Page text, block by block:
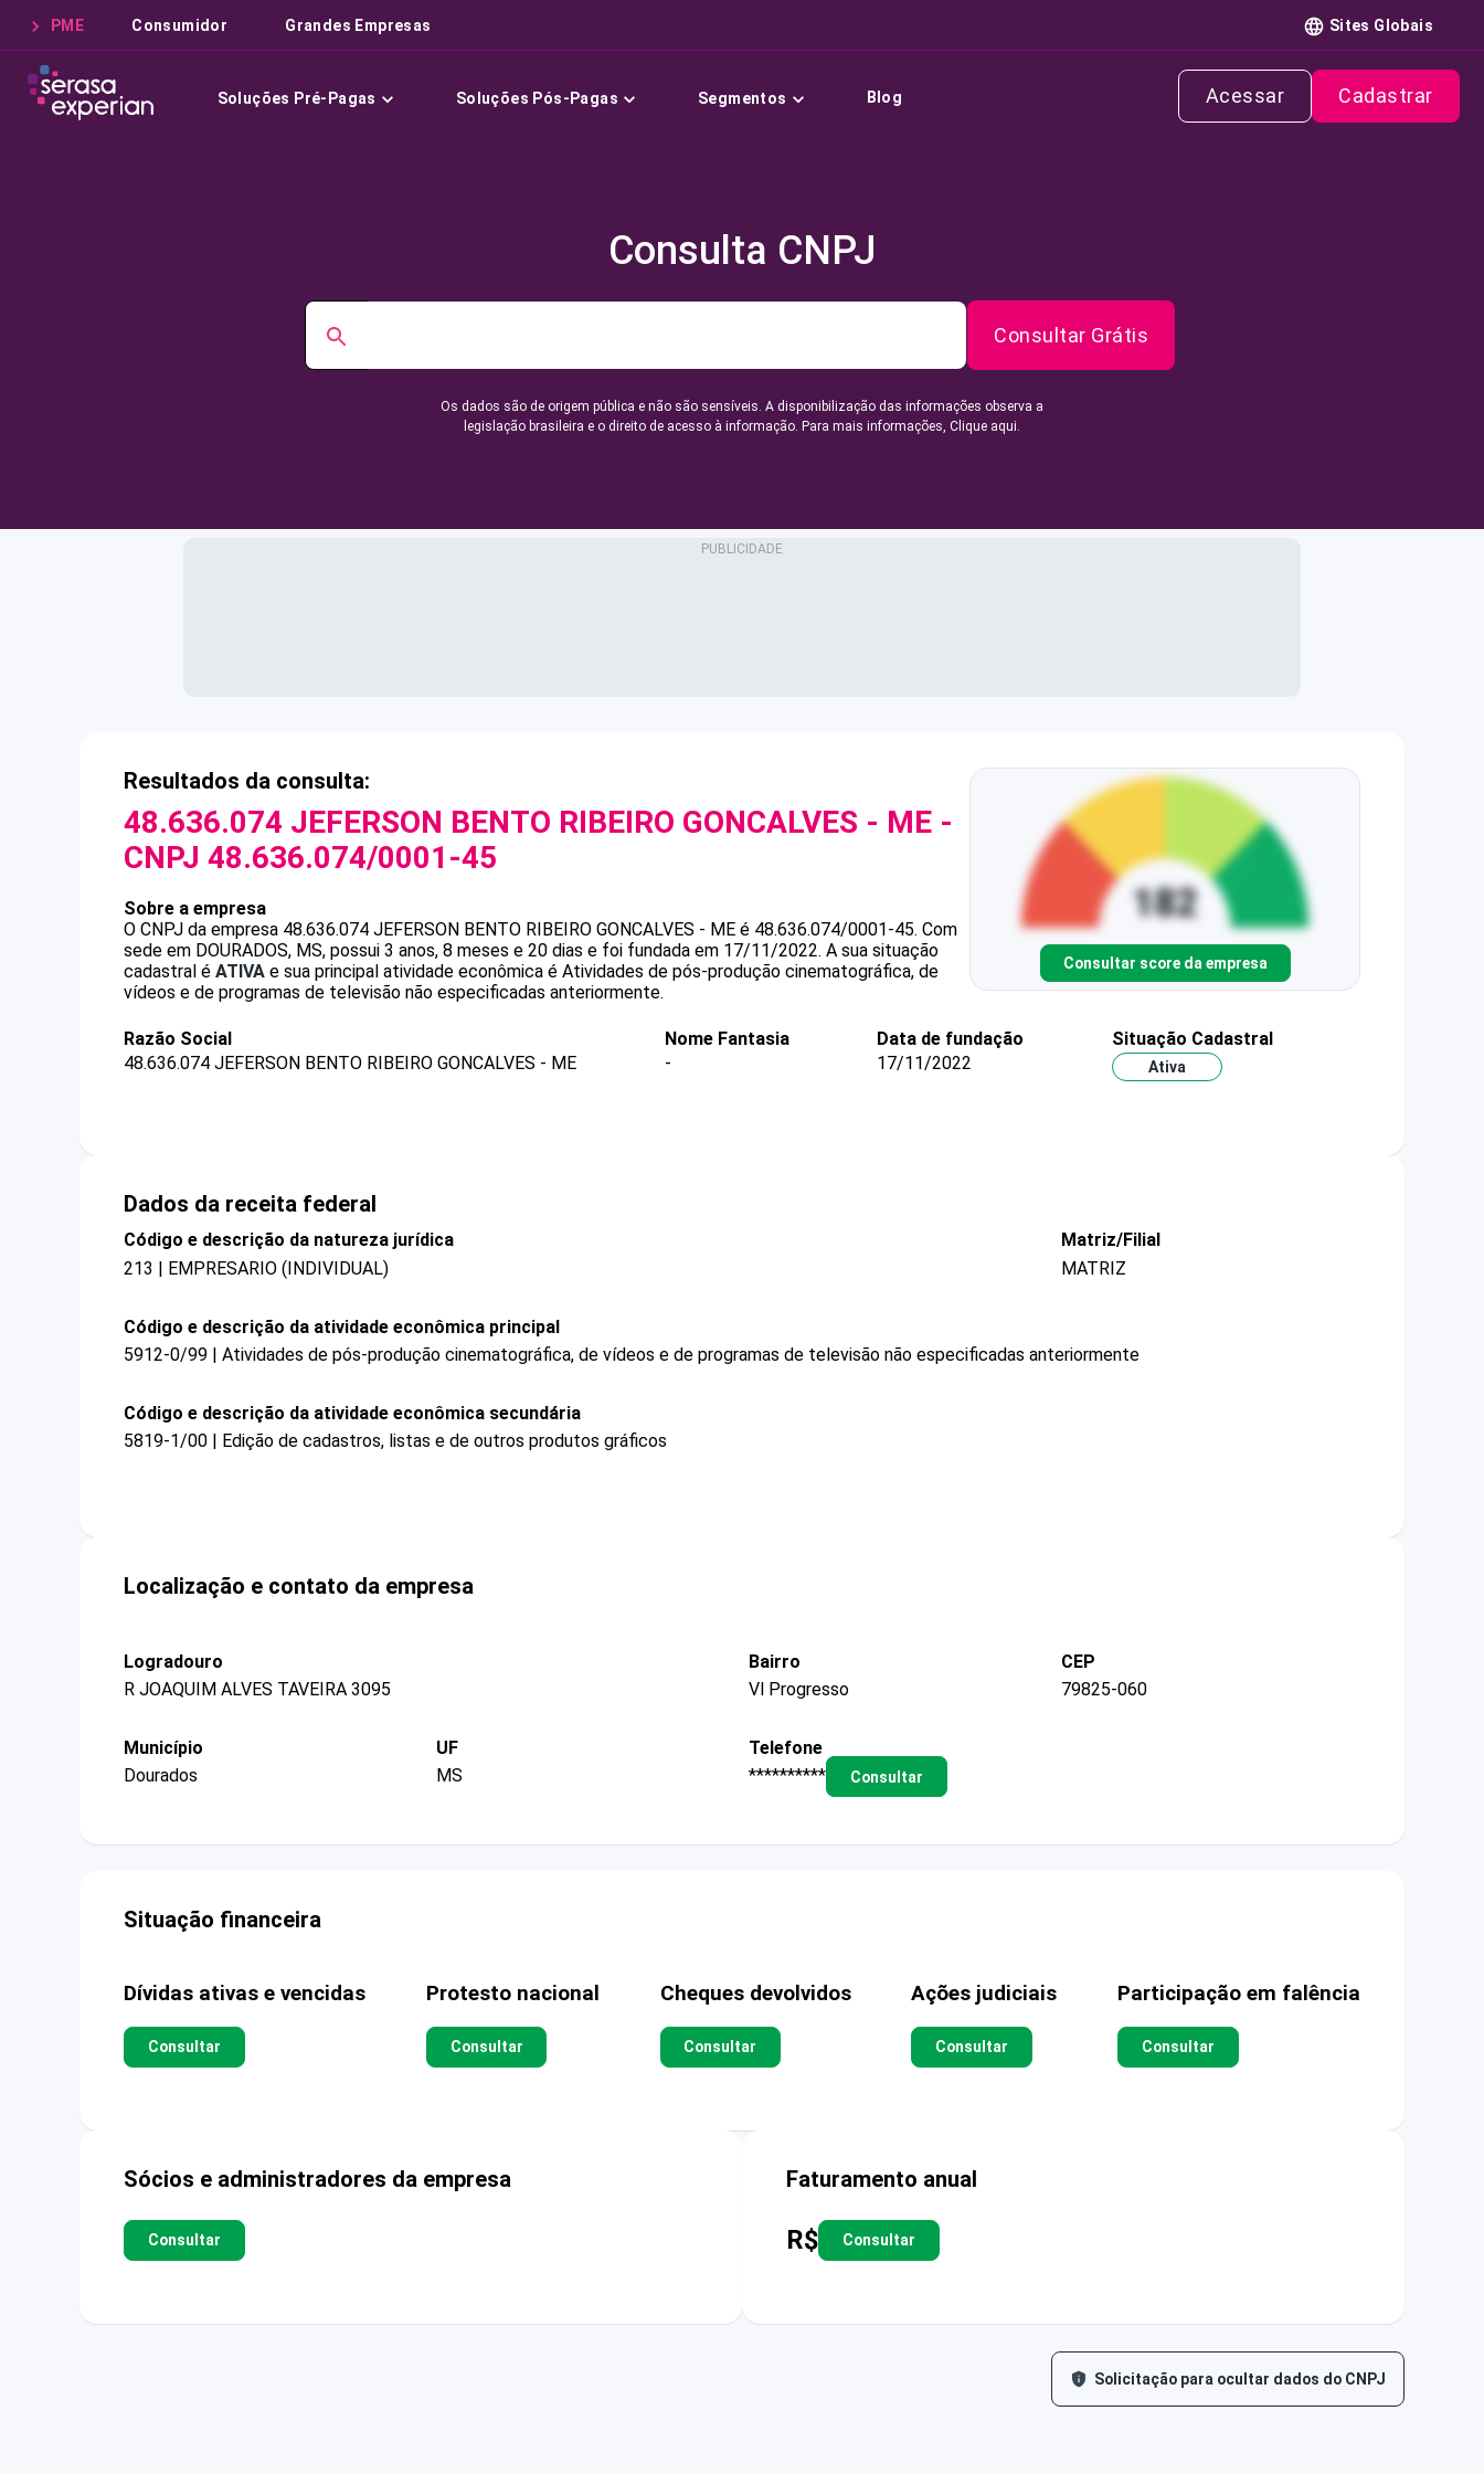
PME Consumidor Grandes Empresas Sites Globais
Soluções Pré-Pagas Soluções Pós-Pagas Segmentos Blog Acessar Cadastrar
Consulta CNPJ
Consultar Grátis
Os dados são de origem pública e não são sensíveis. A disponibilização das informações observa a
legislação brasileira e o direito de acesso à informação. Para mais informações, Clique aqui.
Resultados da consulta:
48.636.074 JEFERSON BENTO RIBEIRO GONCALVES - ME -
CNPJ 48.636.074/0001-45
Sobre a empresa
O CNPJ da empresa 48.636.074 JEFERSON BENTO RIBEIRO GONCALVES - ME é 48.636.074/0001-45. Com
sede em DOURADOS, MS, possui 3 anos, 8 meses e 20 dias e foi fundada em 17/11/2022. A sua situação
cadastral é ATIVA e sua principal atividade econômica é Atividades de pós-produção cinematográfica, de
vídeos e de programas de televisão não especificadas anteriormente.
Consultar score da empresa
Razão Social
48.636.074 JEFERSON BENTO RIBEIRO GONCALVES - ME
Nome Fantasia
-
Data de fundação
17/11/2022
Situação Cadastral
Ativa
Dados da receita federal
Código e descrição da natureza jurídica
213 | EMPRESARIO (INDIVIDUAL)
Matriz/Filial
MATRIZ
Código e descrição da atividade econômica principal
5912-0/99 | Atividades de pós-produção cinematográfica, de vídeos e de programas de televisão não especificadas anteriormente
Código e descrição da atividade econômica secundária
5819-1/00 | Edição de cadastros, listas e de outros produtos gráficos
Localização e contato da empresa
Logradouro
R JOAQUIM ALVES TAVEIRA 3095
Bairro
Vl Progresso
CEP
79825-060
Município
Dourados
UF
MS
Telefone
**********
Consultar
Situação financeira
Dívidas ativas e vencidas
Consultar
Protesto nacional
Consultar
Cheques devolvidos
Consultar
Ações judiciais
Consultar
Participação em falência
Consultar
Sócios e administradores da empresa
Consultar
Faturamento anual
R$ Consultar
Solicitação para ocultar dados do CNPJ